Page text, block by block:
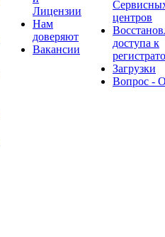
Лицензии
Нам
доверяют
Вакансии
центров
доступа к
Загрузки
Вопрос -